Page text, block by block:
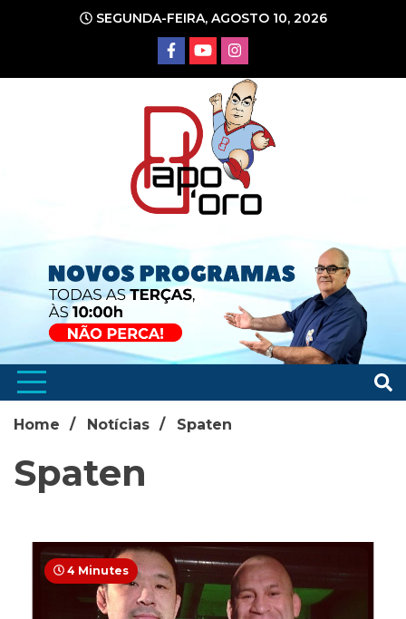
conteúdo
SEGUNDA-FEIRA, AGOSTO 10, 2026
Home Notícias Spaten
Spaten
4 Minutes